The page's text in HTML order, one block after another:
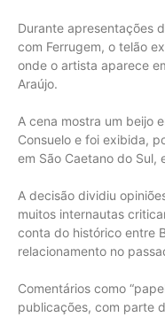
Durante apresentações
com Ferrugem, o telão
onde o artista aparece
Araújo.
A cena mostra um beijo
Consuelo e foi exibida,
em São Caetano do Sul,
A decisão dividiu
muitos internautas
conta do histórico entre
relacionamento no
Comentários como
publicações, com parte